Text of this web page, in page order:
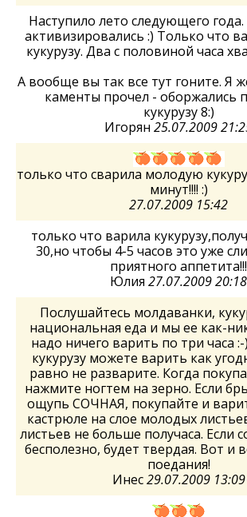
Наступило лето следующего
активизировались :) Только что
кукурузу. Два с половиной часа
А вообще вы так все тут гоните. Я
каменты прочел - оборжались
кукурузу 8:)
Игорян 25.07.2009
только что сварила молодую
минут!!!! :)
27.07.2009 15:42
только что варила
30,но чтобы 4-5 часов это уже
приятного аппетита!!!
Юлия 27.07.2009 20:18
Послушайтесь молдаванки,
национальная еда и мы ее как-
надо ничего варить по три часа
кукурузу можете варить как
равно не разварите. Когда
нажмите ногтем на зерно. Если
ощупь СОЧНАЯ, покупайте и
кастрюле на слое молодых
листьев не больше получаса. Если
бесполезно, будет твердая. Вот и
поедания!
Инес29.07.2009 13:09